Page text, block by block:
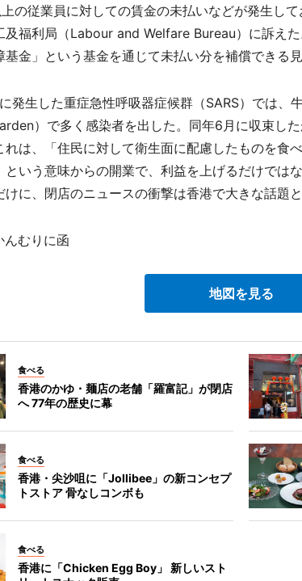
の従業員に対しての賃金の未払いなどが発生し
及福利局（Labour and Welfare Bureau）に訴え
基金」という基金を通じて未払い分を補償できる
発生した重症急性呼吸器症候群（SARS）では、
）で多く感染者を出した。同年6月に収束し
れは、「住民に対して衛生面に配慮したものを食
という意味からの開業で、利益を上げるだけでは
けに、閉店のニュースの衝撃は香港で大きな話題と
むりに函
地図を見る
食べる
香港のかゆ・麺店の老舗「羅富記」が閉店
へ 77年の歴史に幕
食べる
香港・尖沙咀に「Jollibee」の新コンセプ
トストア 骨なしコンボも
食べる
香港に「Chicken Egg Boy」 新しいスト